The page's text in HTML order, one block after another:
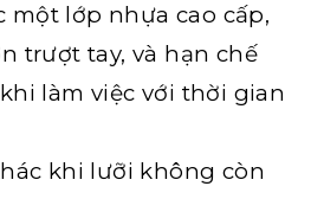
một lớp nhựa cao cấp,
trượt tay, và hạn chế
làm việc với thời gian
khi lưỡi không còn